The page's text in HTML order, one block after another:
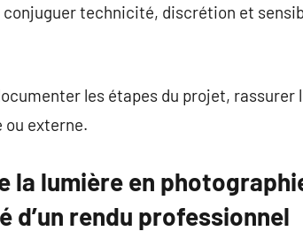
technicité, discrétion et
les étapes du projet,
externe.
la lumière en
d’un rendu professionnel